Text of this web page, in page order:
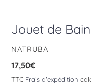
Jouet de
DISTRIBUTEUR
NATRUBA
Prix
normal
17,50€
TTC Frais d'expédition